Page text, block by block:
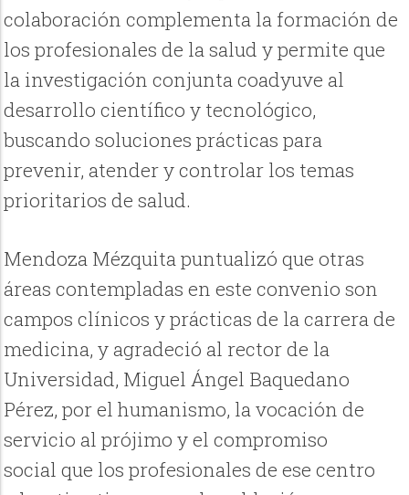
colaboración complementa la formación de
los profesionales de la salud y permite que
la investigación conjunta coadyuve al
desarrollo científico y tecnológico,
buscando soluciones prácticas para
prevenir, atender y controlar los temas
prioritarios de salud.
Mendoza Mézquita puntualizó que otras
áreas contempladas en este convenio son
campos clínicos y prácticas de la carrera de
medicina, y agradeció al rector de la
Universidad, Miguel Ángel Baquedano
Pérez, por el humanismo, la vocación de
servicio al prójimo y el compromiso
social que los profesionales de ese centro